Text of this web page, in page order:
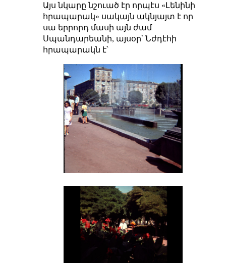
Այս նկարը նշուած էր որպէս «Լենինի
հրապարակ» սակայն ակնյայտ է որ
սա երրորդ մասի այն ժամ
Սպանդարեանի, այսօր՝ Նժդէհի
հրապարակն է՝